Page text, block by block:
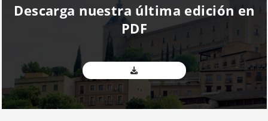
Descarga nuestra última edición en
PDF